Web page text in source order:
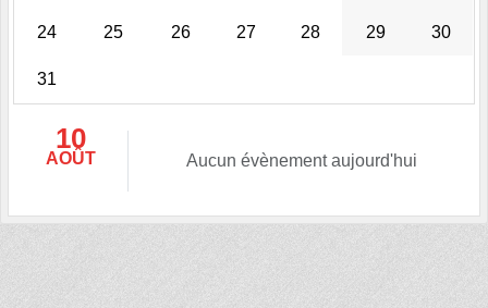
24 25 26 27 28 29 30
31
10
AOÛT Aucun évènement aujourd'hui